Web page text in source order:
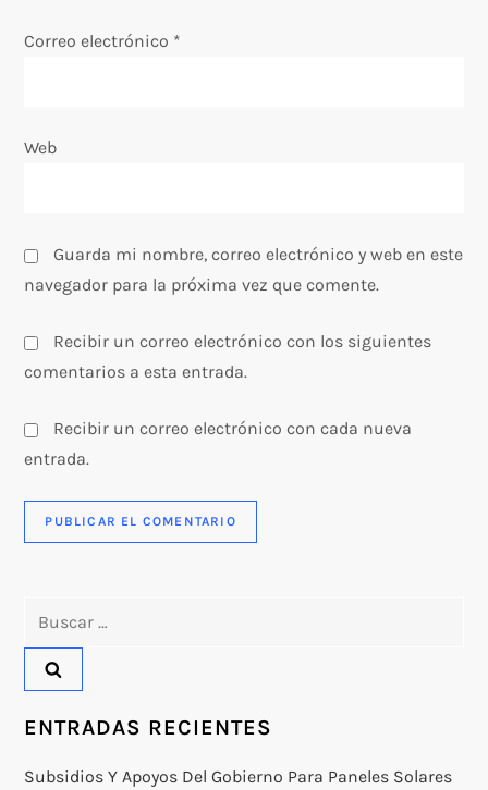
r
d
s
Correo electrónico *
Web
Guarda mi nombre, correo electrónico y web en este
navegador para la próxima vez que comente.
Recibir un correo electrónico con los siguientes
comentarios a esta entrada.
Recibir un correo electrónico con cada nueva
entrada.
ENTRADAS RECIENTES
Subsidios Y Apoyos Del Gobierno Para Paneles Solares